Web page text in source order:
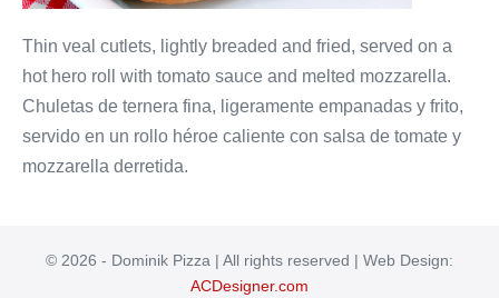
Thin veal cutlets, lightly breaded and fried, served on a
hot hero roll with tomato sauce and melted mozzarella.
Chuletas de ternera fina, ligeramente empanadas y frito,
servido en un rollo héroe caliente con salsa de tomate y
mozzarella derretida.
© 2026 - Dominik Pizza | All rights reserved | Web Design:
ACDesigner.com